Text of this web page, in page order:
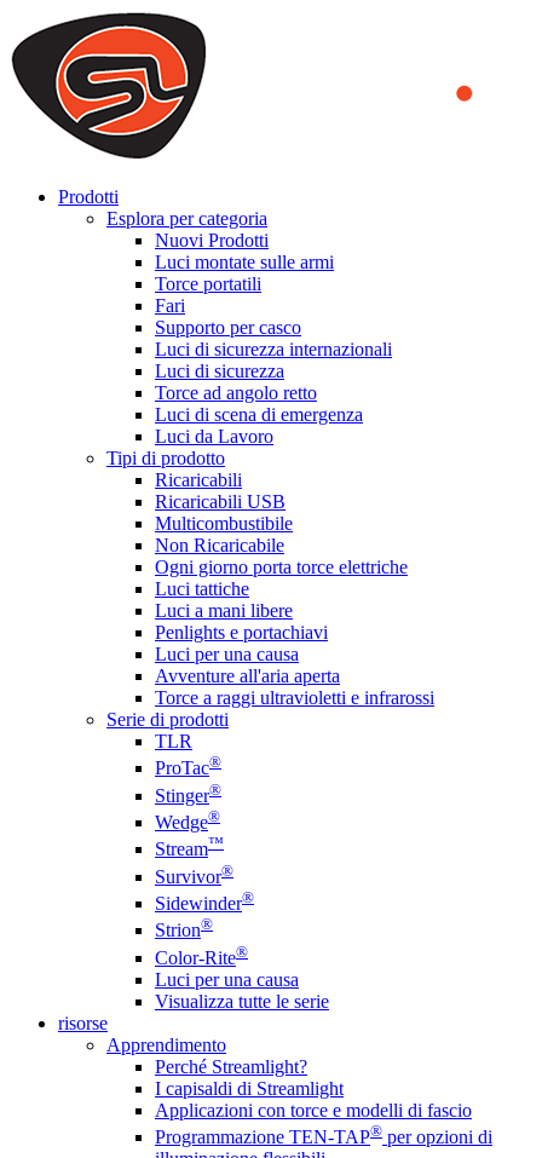
We use cookies to ensure that we provide you the best experience
on our website. By continuing to browse this website, you accept
that cookies are used to help us analyze how the website is used and
to offer you a better experience. To learn more or to find out how
you can disable cookies, you can access our
Prodotti
Esplora per categoria
Nuovi Prodotti
Luci montate sulle armi
Torce portatili
Fari
Supporto per casco
Luci di sicurezza internazionali
Luci di sicurezza
Torce ad angolo retto
Luci di scena di emergenza
Luci da Lavoro
Tipi di prodotto
Ricaricabili
Ricaricabili USB
Multicombustibile
Non Ricaricabile
Ogni giorno porta torce elettriche
Luci tattiche
Luci a mani libere
Penlights e portachiavi
Luci per una causa
Avventure all'aria aperta
Torce a raggi ultravioletti e infrarossi
Serie di prodotti
TLR
ProTac®
Stinger®
Wedge®
Stream™
Survivor®
Sidewinder®
Strion®
Color-Rite®
Luci per una causa
Visualizza tutte le serie
risorse
Apprendimento
Perché Streamlight?
I capisaldi di Streamlight
Applicazioni con torce e modelli di fascio
Programmazione TEN-TAP® per opzioni di